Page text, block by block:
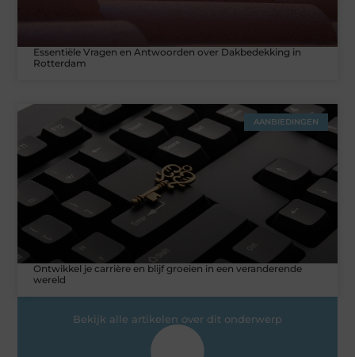
Essentiële Vragen en Antwoorden over Dakbedekking in
Rotterdam
AANBIEDINGEN
Ontwikkel je carrière en blijf groeien in een veranderende
wereld
Bekijk alle artikelen over dit onderwerp